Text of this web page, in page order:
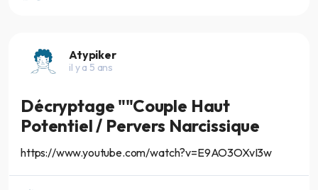
Atypiker
il y a 5 ans
Décryptage ""Couple Haut
Potentiel / Pervers Narcissique
https://www.youtube.com/watch?v=E9AO3OXvI3w